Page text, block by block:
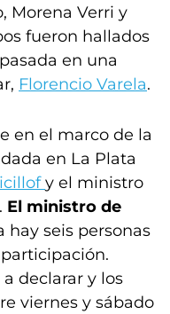
Morena Verri y
fueron hallados
en una
Florencio Varela.
en el marco de la
en La Plata
y el ministro
El ministro de
hay seis personas
declarar y los
viernes y sábado